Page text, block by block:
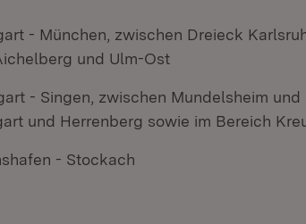
- München, zwischen Dreieck
und Ulm-Ost
- Singen, zwischen Mundelsheim und
und Herrenberg sowie im Bereich
- Stockach